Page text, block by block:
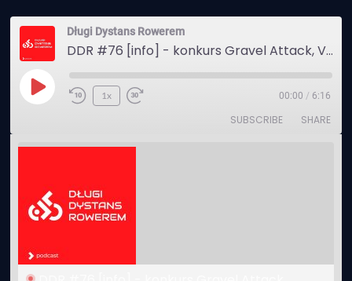
Długi Dystans Rowerem
DDR #76 [info] - konkurs Gravel Attack, Varmia Gravel, Bike Expo, Inspire India Ultra Race
Play
1x 00:00 / 6:16
SUBSCRIBE SHARE